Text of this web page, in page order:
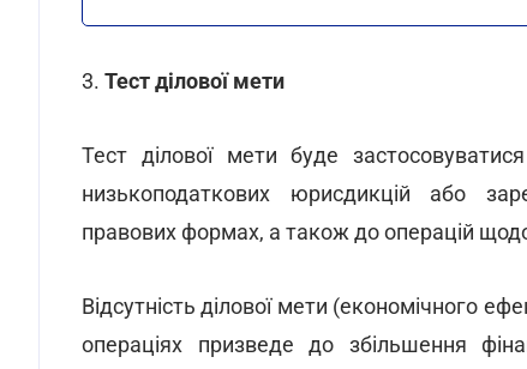
3. Тест ділової мети
Тест ділової мети буде
низькоподаткових юрисдикцій або
правових формах, а також до операцій
Відсутність ділової мети (економічного
операціях призведе до збільшення